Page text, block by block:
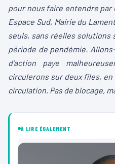
pour nous faire entendre par
Espace Sud, Mairie du
seuls, sans réelles solutions
période de pendémie.
d’action paye
circulerons sur deux files,
circulation. Pas de blocage,
À LIRE ÉGALEMENT